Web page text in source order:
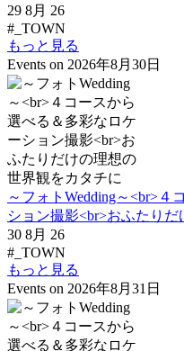
29 8月 26
#_TOWN
もっと見る
Events on 2026年8月30日
～フォトWedding～<br>４
ション撮影<br>おふたり
30 8月 26
#_TOWN
もっと見る
Events on 2026年8月31日